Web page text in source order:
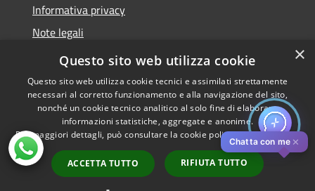
Informativa privacy
Note legali
Dichiarazione di accessibilità
Accessibilità
Privacy
Copyright © 2026 • Comune di
Pistoia • Powered by
Municipium•
Accesso
redazione
Chatta con me ✕
×
Questo sito web utilizza cookie
Questo sito web utilizza cookie tecnici e assimilati strettamente
necessari al corretto funzionamento e alla navigazione del sito,
nonché un cookie tecnico analitico al solo fine di elaborare
informazioni statistiche, aggregate e anonime.
Per maggiori dettagli, può consultare la cookie policy al seguentelink
ACCETTA TUTTO RIFIUTA TUTTO